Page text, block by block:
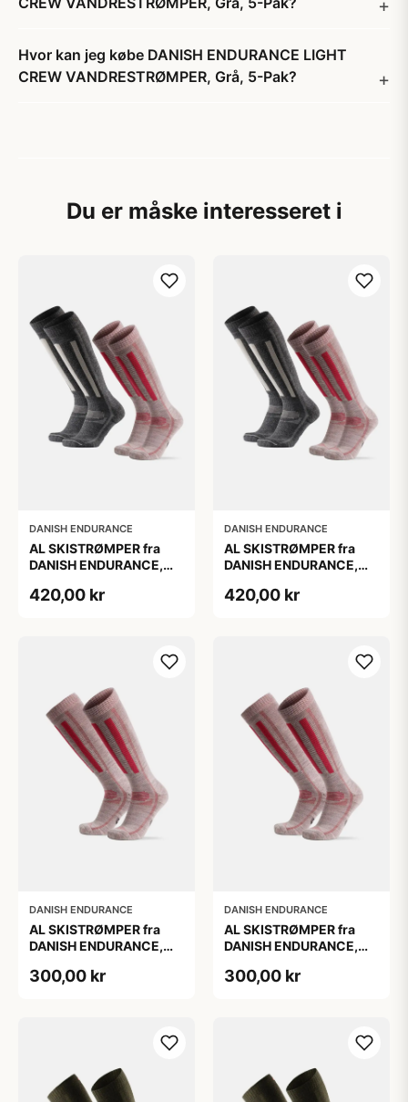
Hvor kan jeg købe DANISH ENDURANCE LIGHT
CREW VANDRESTRØMPER, Grå, 5-Pak?
Du er måske interesseret i
DANISH ENDURANCE
AL SKISTRØMPER fra
DANISH ENDURANCE,
420,00 kr
DANISH ENDURANCE
AL SKISTRØMPER fra
DANISH ENDURANCE,
420,00 kr
DANISH ENDURANCE
AL SKISTRØMPER fra
DANISH ENDURANCE,
300,00 kr
DANISH ENDURANCE
AL SKISTRØMPER fra
DANISH ENDURANCE,
300,00 kr